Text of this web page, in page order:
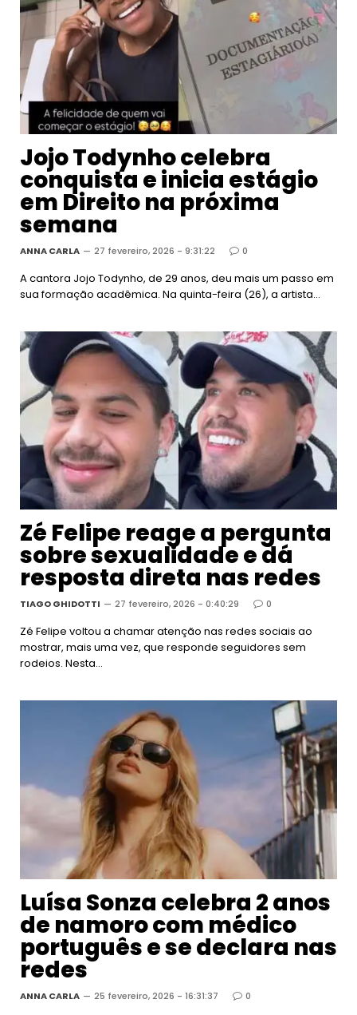
Jojo Todynho celebra
conquista e inicia estágio
em Direito na próxima
semana
ANNA CARLA 27 fevereiro, 2026 - 9:31:22 0
A cantora Jojo Todynho, de 29 anos, deu mais um passo em
sua formação acadêmica. Na quinta-feira (26), a artista…
Zé Felipe reage a pergunta
sobre sexualidade e dá
resposta direta nas redes
TIAGO GHIDOTTI 27 fevereiro, 2026 - 0:40:29 0
Zé Felipe voltou a chamar atenção nas redes sociais ao
mostrar, mais uma vez, que responde seguidores sem
rodeios. Nesta…
Luísa Sonza celebra 2 anos
de namoro com médico
português e se declara nas
redes
ANNA CARLA 25 fevereiro, 2026 - 16:31:37 0